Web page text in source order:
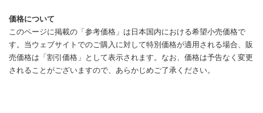
価格について
このページに掲載の「参考価格」は日本国内における希望小売価格で
す。当ウェブサイトでのご購入に対して特別価格が適用される場合、販
売価格は「割引価格」として表示されます。なお、価格は予告なく変更
されることがございますので、あらかじめご了承ください。